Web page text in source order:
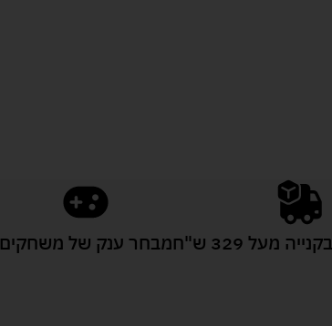
מעל 329 ש"ח מבחר ענק של משחקים